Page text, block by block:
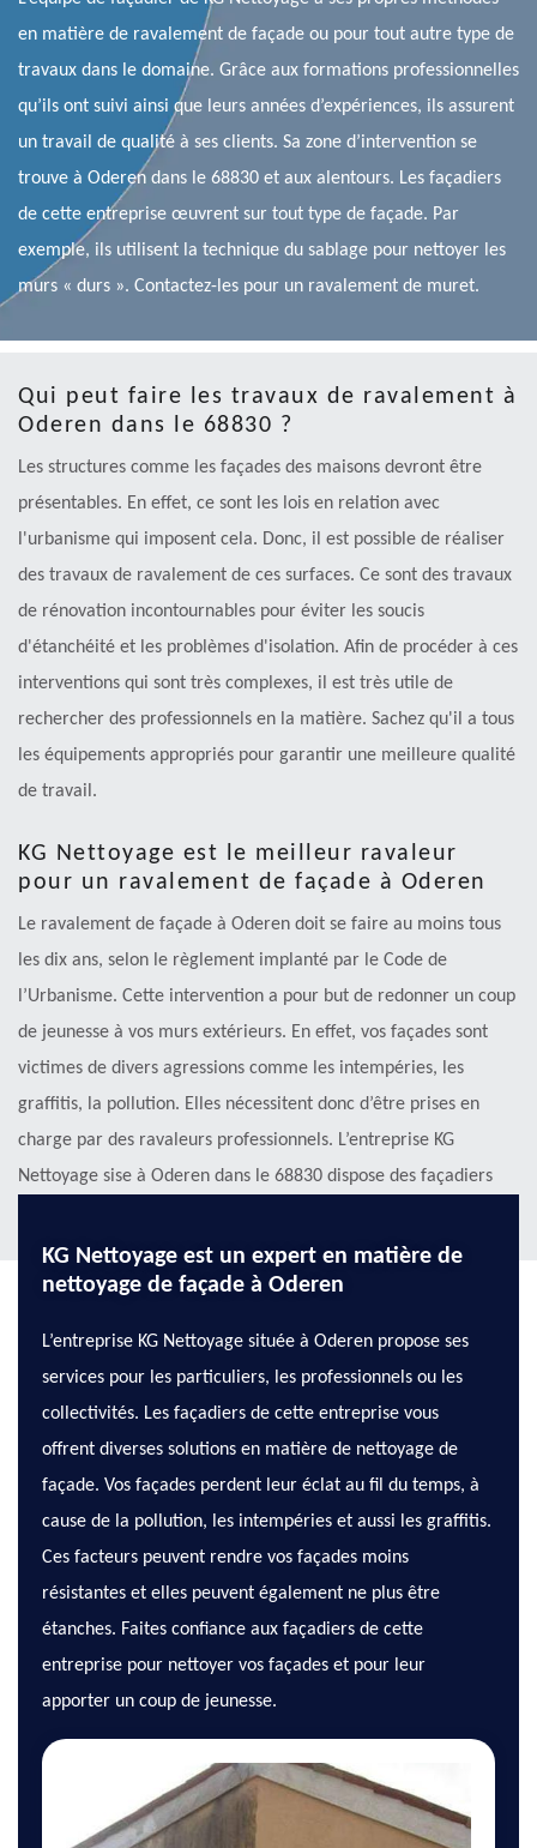
en matière de ravalement de façade ou pour tout autre type de
travaux dans le domaine. Grâce aux formations professionnelles
qu’ils ont suivi ainsi que leurs années d’expériences, ils assurent
un travail de qualité à ses clients. Sa zone d’intervention se
trouve à Oderen dans le 68830 et aux alentours. Les façadiers
de cette entreprise œuvrent sur tout type de façade. Par
exemple, ils utilisent la technique du sablage pour nettoyer les
murs « durs ». Contactez-les pour un ravalement de muret.
Qui peut faire les travaux de ravalement à
Oderen dans le 68830 ?
Les structures comme les façades des maisons devront être
présentables. En effet, ce sont les lois en relation avec
l'urbanisme qui imposent cela. Donc, il est possible de réaliser
des travaux de ravalement de ces surfaces. Ce sont des travaux
de rénovation incontournables pour éviter les soucis
d'étanchéité et les problèmes d'isolation. Afin de procéder à ces
interventions qui sont très complexes, il est très utile de
rechercher des professionnels en la matière. Sachez qu'il a tous
les équipements appropriés pour garantir une meilleure qualité
de travail.
KG Nettoyage est le meilleur ravaleur
pour un ravalement de façade à Oderen
Le ravalement de façade à Oderen doit se faire au moins tous
les dix ans, selon le règlement implanté par le Code de
l’Urbanisme. Cette intervention a pour but de redonner un coup
de jeunesse à vos murs extérieurs. En effet, vos façades sont
victimes de divers agressions comme les intempéries, les
graffitis, la pollution. Elles nécessitent donc d’être prises en
charge par des ravaleurs professionnels. L’entreprise KG
Nettoyage sise à Oderen dans le 68830 dispose des façadiers
KG Nettoyage est un expert en matière de
nettoyage de façade à Oderen
L’entreprise KG Nettoyage située à Oderen propose ses
services pour les particuliers, les professionnels ou les
collectivités. Les façadiers de cette entreprise vous
offrent diverses solutions en matière de nettoyage de
façade. Vos façades perdent leur éclat au fil du temps, à
cause de la pollution, les intempéries et aussi les graffitis.
Ces facteurs peuvent rendre vos façades moins
résistantes et elles peuvent également ne plus être
étanches. Faites confiance aux façadiers de cette
entreprise pour nettoyer vos façades et pour leur
apporter un coup de jeunesse.